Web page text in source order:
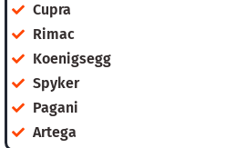
Cupra
Rimac
Koenigsegg
Spyker
Pagani
Artega